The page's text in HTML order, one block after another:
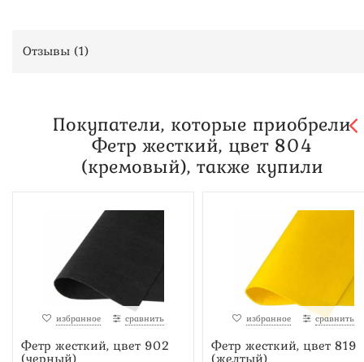
Отзывы (1)
Покупатели, которые приобрели
Фетр жесткий, цвет 804
(кремовый), также купили
избранное сравнить
Фетр жесткий, цвет 902
(черный)
избранное сравнить
Фетр жесткий, цвет 819
(желтый)